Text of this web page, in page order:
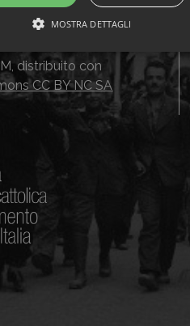
distribuito con
CC BY NC SA
MOSTRA DETTAGLI